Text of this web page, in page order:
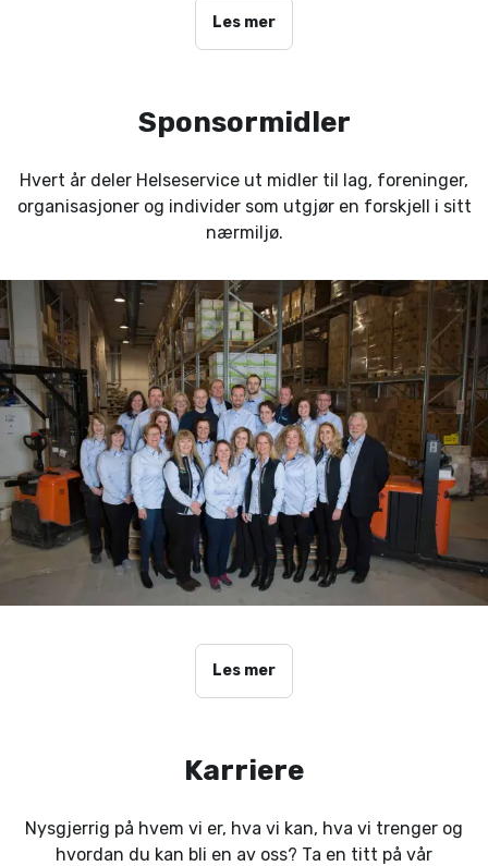
Les mer
Sponsormidler
Hvert år deler Helseservice ut midler til lag, foreninger,
organisasjoner og individer som utgjør en forskjell i sitt
nærmiljø.
Les mer
Karriere
Nysgjerrig på hvem vi er, hva vi kan, hva vi trenger og
hvordan du kan bli en av oss? Ta en titt på vår